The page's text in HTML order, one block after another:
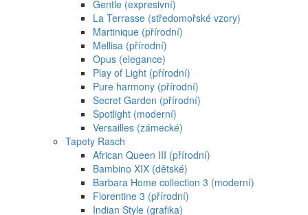
Gentle (expresivní)
La Terrasse (středomořské vzory)
Martinique (přírodní)
Mellisa (přírodní)
Opus (elegance)
Play of Light (přírodní)
Pure harmony (přírodní)
Secret Garden (přírodní)
Spotlight (moderní)
Versailles (zámecké)
Tapety Rasch
African Queen III (přírodní)
Bambino XIX (dětské)
Barbara Home collection 3 (moderní)
Florentine 3 (přírodní)
Indian Style (grafika)